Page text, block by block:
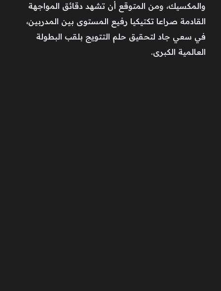
والمكسيك، ومن المتوقع أن تشهد دقائق المواجهة
القادمة صراعا تكتيكيا رفيع المستوى بين المدربين،
في سعي جاد لتحقيق حلم التتويج بلقب البطولة
العالمية الكبرى.